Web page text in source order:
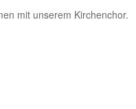
mit unserem Kirchenchor.